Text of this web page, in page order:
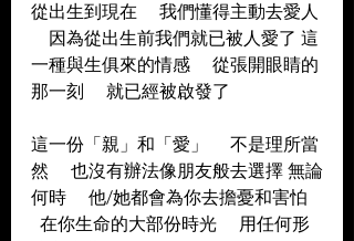
從出生到現在     我們懂得主動去愛人
    因為從出生前我們就已被人愛了 這
一種與生俱來的情感     從張開眼睛的
那一刻     就已經被啟發了
這一份「親」和「愛」     不是理所當
然     也沒有辦法像朋友般去選擇 無論
何時     他/她都會為你去擔憂和害怕
  在你生命的大部份時光     用任何形